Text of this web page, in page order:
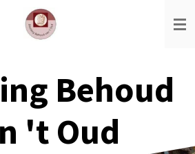
Behoud
't Oud